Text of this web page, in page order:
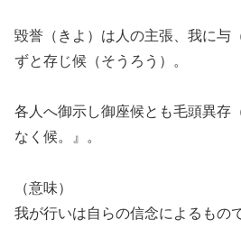
毀誉（きよ）は人の主張、我に与
ずと存じ候（そうろう）。
各人へ御示し御座候とも毛頭異存
なく候。』。
（意味）
我が行いは自らの信念によるもの